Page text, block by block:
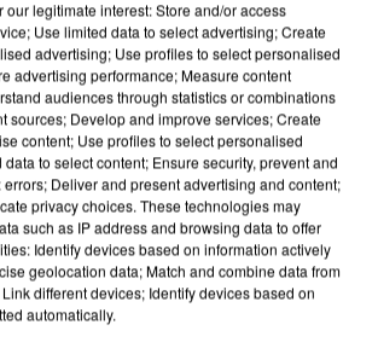
DE LA DZ MAFIA
our legitimate interest: Store and/or access
Use limited data to select advertising; Create
advertising; Use profiles to select personalised
advertising performance; Measure content
audiences through statistics or combinations
sources; Develop and improve services; Create
content; Use profiles to select personalised
to select content; Ensure security, prevent and
errors; Deliver and present advertising and content;
privacy choices. These technologies may
such as IP address and browsing data to offer
Identify devices based on information actively
geolocation data; Match and combine data from
different devices; Identify devices based on
automatically.